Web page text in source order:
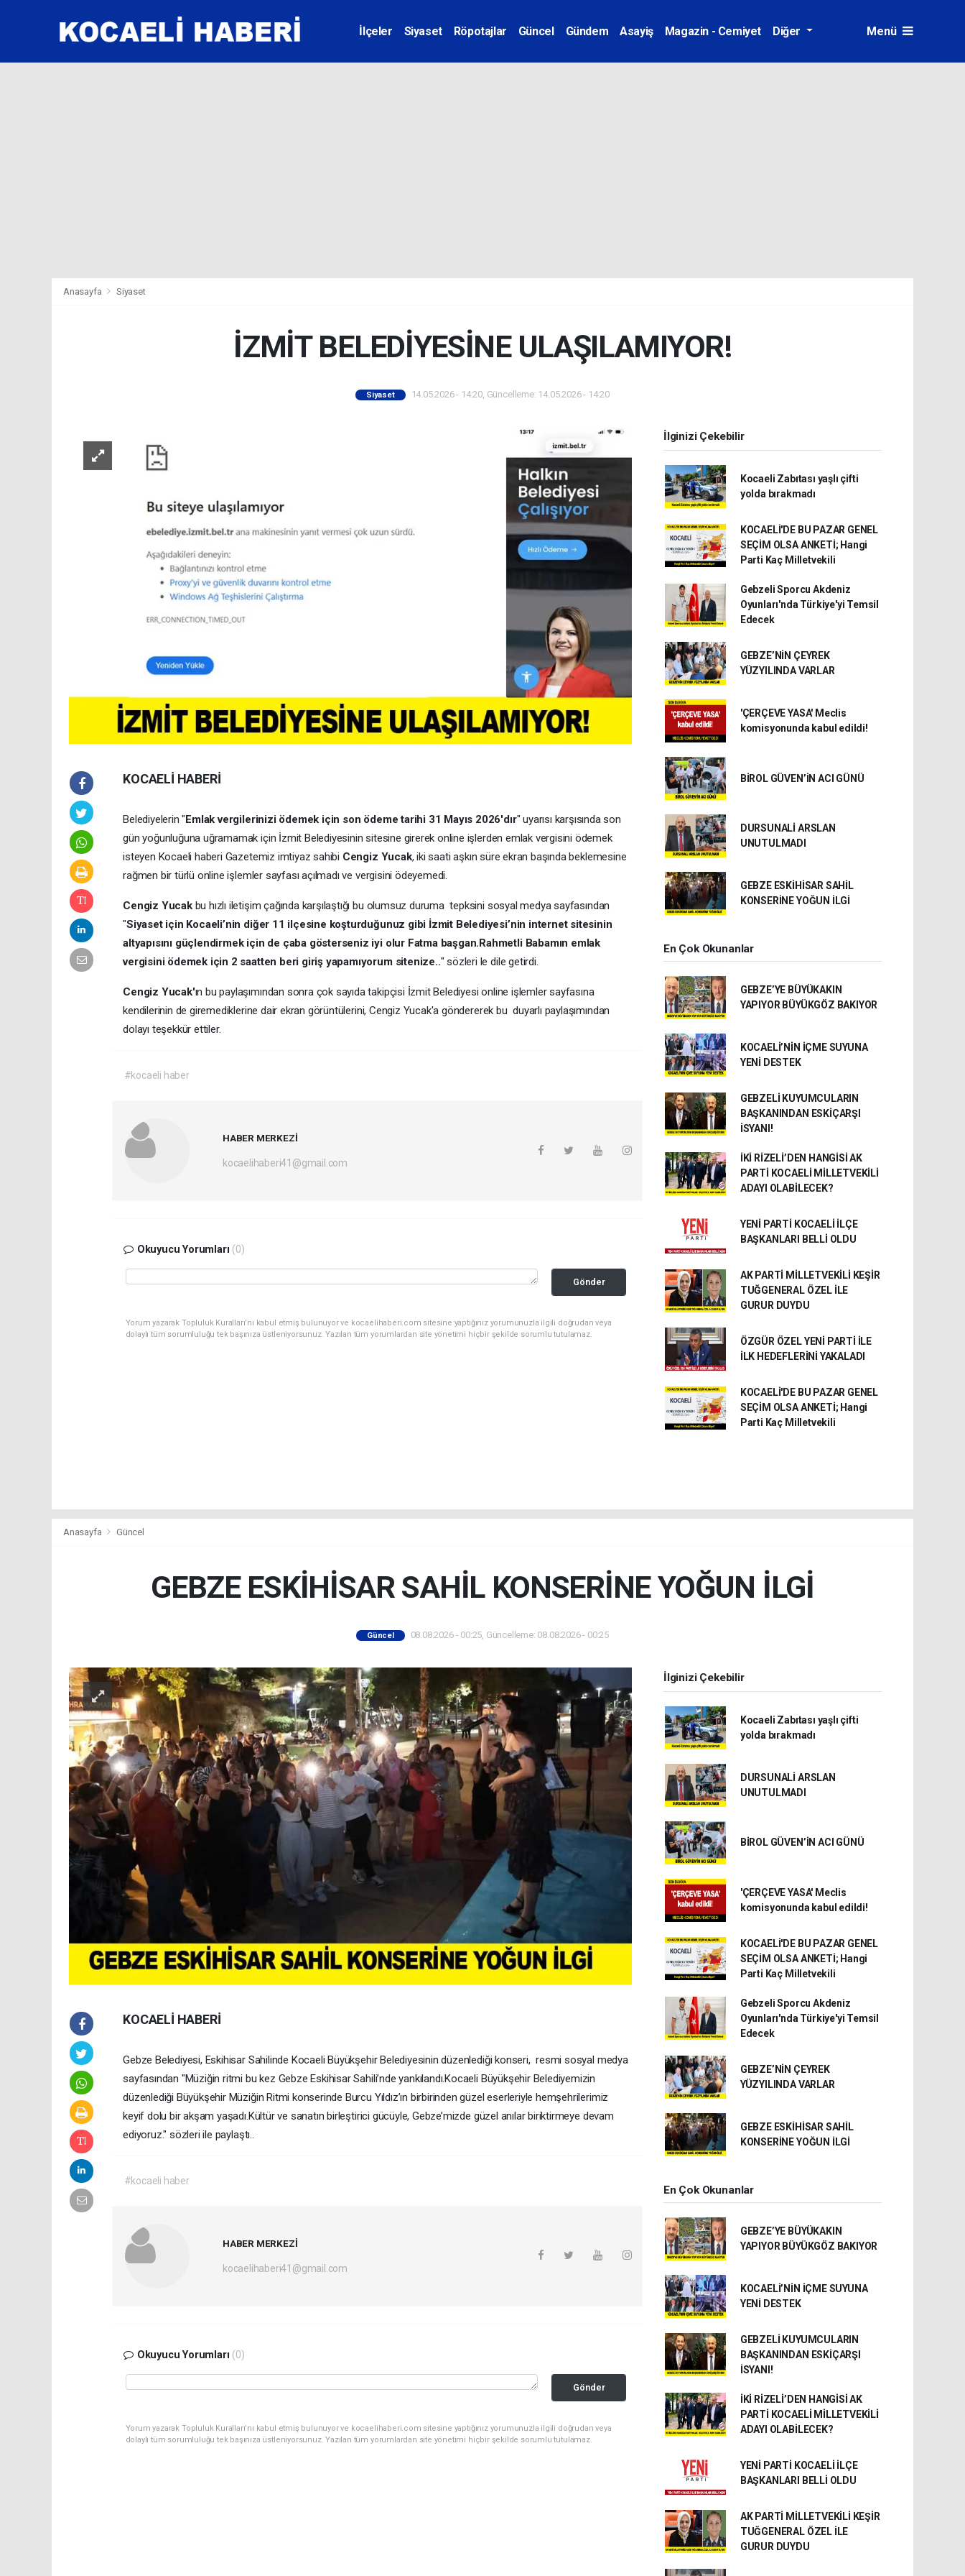
İlçeler Siyaset Röpotajlar Güncel Gündem Asayiş Magazin - Cemiyet Diğer Menü
Anasayfa Siyaset
İZMİT BELEDİYESİNE ULAŞILAMIYOR!
Siyaset 14.05.2026 - 14:20, Güncelleme: 14.05.2026 - 14:20
KOCAELİ HABERİ
Belediyelerin "Emlak vergilerinizi ödemek için son ödeme tarihi 31 Mayıs 2026'dır" uyarısı karşısında son
gün yoğunluğuna uğramamak için İzmit Belediyesinin sitesine girerek online işlerden emlak vergisini ödemek
isteyen Kocaeli haberi Gazetemiz imtiyaz sahibi Cengiz Yucak, iki saati aşkın süre ekran başında beklemesine
rağmen bir türlü online işlemler sayfası açılmadı ve vergisini ödeyemedi.
Cengiz Yucak bu hızlı iletişim çağında karşılaştığı bu olumsuz duruma tepksini sosyal medya sayfasından
"Siyaset için Kocaeli’nin diğer 11 ilçesine koşturduğunuz gibi İzmit Belediyesi’nin internet sitesinin
altyapısını güçlendirmek için de çaba gösterseniz iyi olur Fatma başgan.Rahmetli Babamın emlak
vergisini ödemek için 2 saatten beri giriş yapamıyorum sitenize.." sözleri le dile getirdi.
Cengiz Yucak'ın bu paylaşımından sonra çok sayıda takipçisi İzmit Belediyesi online işlemler sayfasına
kendilerinin de giremediklerine dair ekran görüntülerini, Cengiz Yucak'a göndererek bu duyarlı paylaşımından
dolayı teşekkür ettiler.
#kocaeli haber
HABER MERKEZİ
kocaelihaberi41@gmail.com
Okuyucu Yorumları (0)
Gönder
Yorum yazarak Topluluk Kuralları’nı kabul etmiş bulunuyor ve kocaelihaberi.com sitesine yaptığınız yorumunuzla ilgili doğrudan veya
dolaylı tüm sorumluluğu tek başınıza üstleniyorsunuz. Yazılan tüm yorumlardan site yönetimi hiçbir şekilde sorumlu tutulamaz.
İlginizi Çekebilir
Kocaeli Zabıtası yaşlı çifti
yolda bırakmadı
KOCAELİ'DE BU PAZAR GENEL
SEÇİM OLSA ANKETİ; Hangi
Parti Kaç Milletvekili
Gebzeli Sporcu Akdeniz
Oyunları'nda Türkiye'yi Temsil
Edecek
GEBZE’NİN ÇEYREK
YÜZYILINDA VARLAR
'ÇERÇEVE YASA' Meclis
komisyonunda kabul edildi!
BİROL GÜVEN’İN ACI GÜNÜ
DURSUNALİ ARSLAN
UNUTULMADI
GEBZE ESKİHİSAR SAHİL
KONSERİNE YOĞUN İLGİ
En Çok Okunanlar
GEBZE’YE BÜYÜKAKIN
YAPIYOR BÜYÜKGÖZ BAKIYOR
KOCAELİ’NİN İÇME SUYUNA
YENİ DESTEK
GEBZELİ KUYUMCULARIN
BAŞKANINDAN ESKİÇARŞI
İSYANI!
İKİ RİZELİ’DEN HANGİSİ AK
PARTİ KOCAELİ MİLLETVEKİLİ
ADAYI OLABİLECEK?
YENİ PARTİ KOCAELİ İLÇE
BAŞKANLARI BELLİ OLDU
AK PARTİ MİLLETVEKİLİ KEŞİR
TUĞGENERAL ÖZEL İLE
GURUR DUYDU
ÖZGÜR ÖZEL YENİ PARTİ İLE
İLK HEDEFLERİNİ YAKALADI
KOCAELİ'DE BU PAZAR GENEL
SEÇİM OLSA ANKETİ; Hangi
Parti Kaç Milletvekili
Anasayfa Güncel
GEBZE ESKİHİSAR SAHİL KONSERİNE YOĞUN İLGİ
Güncel 08.08.2026 - 00:25, Güncelleme: 08.08.2026 - 00:25
KOCAELİ HABERİ
Gebze Belediyesi, Eskihisar Sahilinde Kocaeli Büyükşehir Belediyesinin düzenlediği konseri, resmi sosyal medya
sayfasından "Müziğin ritmi bu kez Gebze Eskihisar Sahili’nde yankılandı.Kocaeli Büyükşehir Belediyemizin
düzenlediği Büyükşehir Müziğin Ritmi konserinde Burcu Yıldız’ın birbirinden güzel eserleriyle hemşehrilerimiz
keyif dolu bir akşam yaşadı.Kültür ve sanatın birleştirici gücüyle, Gebze’mizde güzel anılar biriktirmeye devam
ediyoruz." sözleri ile paylaştı..
#kocaeli haber
HABER MERKEZİ
kocaelihaberi41@gmail.com
Okuyucu Yorumları (0)
Gönder
Yorum yazarak Topluluk Kuralları’nı kabul etmiş bulunuyor ve kocaelihaberi.com sitesine yaptığınız yorumunuzla ilgili doğrudan veya
dolaylı tüm sorumluluğu tek başınıza üstleniyorsunuz. Yazılan tüm yorumlardan site yönetimi hiçbir şekilde sorumlu tutulamaz.
İlginizi Çekebilir
Kocaeli Zabıtası yaşlı çifti
yolda bırakmadı
DURSUNALİ ARSLAN
UNUTULMADI
BİROL GÜVEN’İN ACI GÜNÜ
'ÇERÇEVE YASA' Meclis
komisyonunda kabul edildi!
KOCAELİ'DE BU PAZAR GENEL
SEÇİM OLSA ANKETİ; Hangi
Parti Kaç Milletvekili
Gebzeli Sporcu Akdeniz
Oyunları'nda Türkiye'yi Temsil
Edecek
GEBZE’NİN ÇEYREK
YÜZYILINDA VARLAR
GEBZE ESKİHİSAR SAHİL
KONSERİNE YOĞUN İLGİ
En Çok Okunanlar
GEBZE’YE BÜYÜKAKIN
YAPIYOR BÜYÜKGÖZ BAKIYOR
KOCAELİ’NİN İÇME SUYUNA
YENİ DESTEK
GEBZELİ KUYUMCULARIN
BAŞKANINDAN ESKİÇARŞI
İSYANI!
İKİ RİZELİ’DEN HANGİSİ AK
PARTİ KOCAELİ MİLLETVEKİLİ
ADAYI OLABİLECEK?
YENİ PARTİ KOCAELİ İLÇE
BAŞKANLARI BELLİ OLDU
AK PARTİ MİLLETVEKİLİ KEŞİR
TUĞGENERAL ÖZEL İLE
GURUR DUYDU